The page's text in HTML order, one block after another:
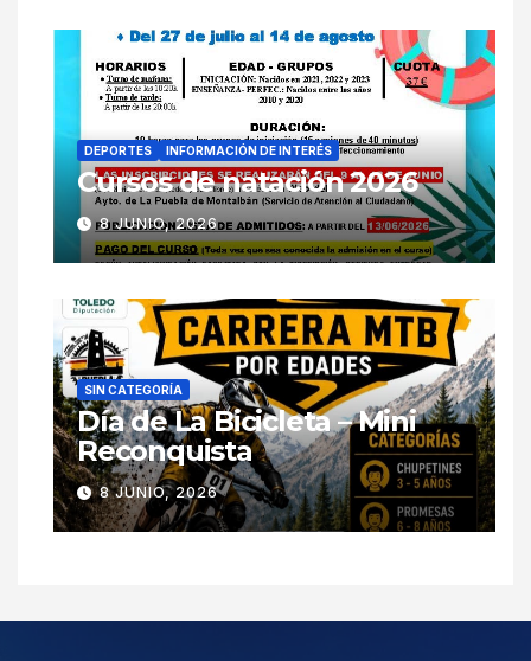
DEPORTES INFORMACIÓN DE INTERÉS
Cursos de natación 2026
8 JUNIO, 2026
SIN CATEGORÍA
Día de La Bicicleta – Mini
Reconquista
8 JUNIO, 2026